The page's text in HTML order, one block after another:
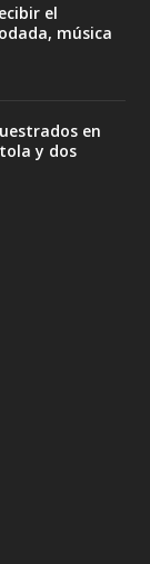
el
música
en
y dos